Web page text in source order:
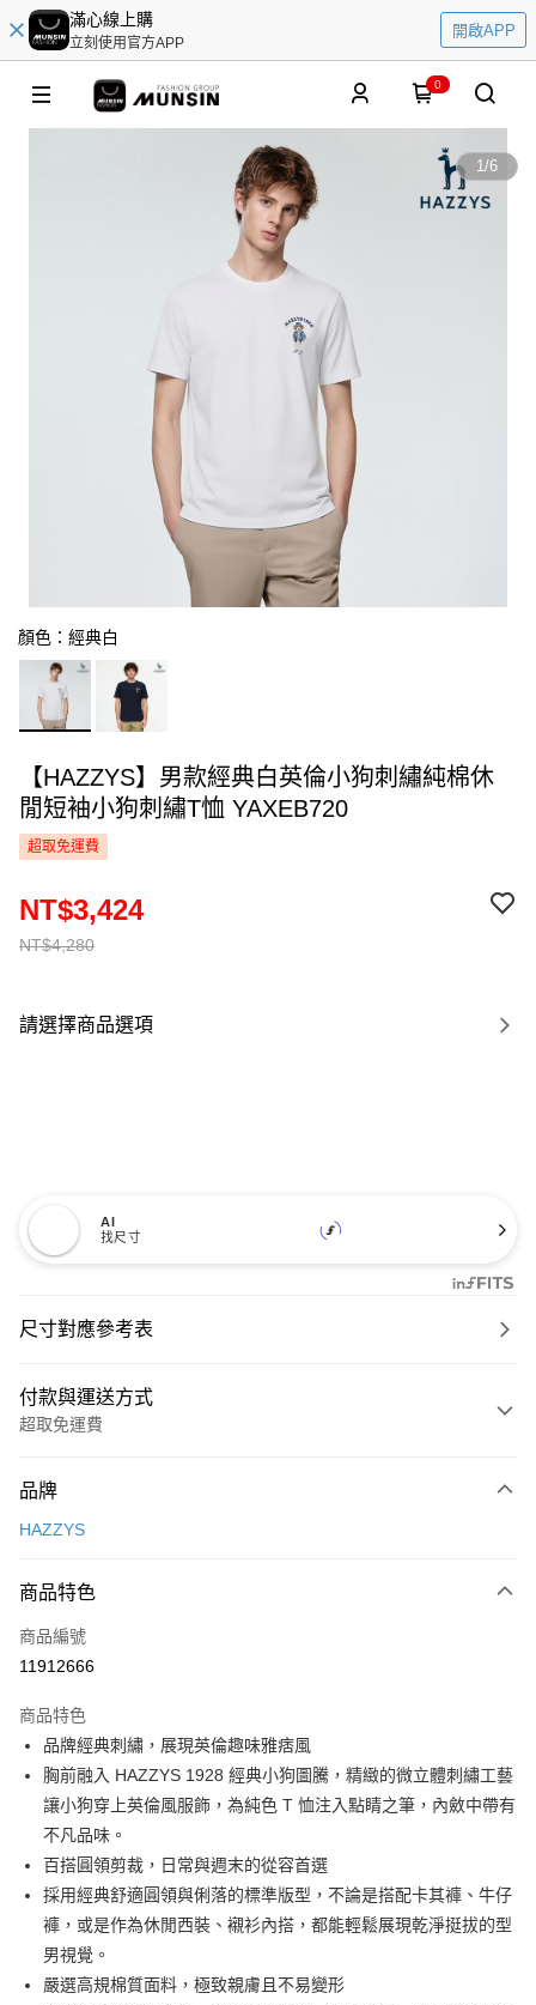
滿心線上購
立刻使用官方APP
開啟APP
0
1/6
顏色：經典白
【HAZZYS】男款經典白英倫小狗刺繡純棉休
閒短袖小狗刺繡T恤 YAXEB720
超取免運費
NT$4,280
NT$3,424
請選擇商品選項
AI
找尺寸
尺寸對應參考表
付款與運送方式
超取免運費
信用卡一次付款
LINE Pay
Apple Pay
悠遊付
大哥付你分期
相關說明
【大哥付你分期使用說明】
1.本服務由台灣大哥大提供，台灣大哥大用戶可立即使用無須另外申請。
2.付款方式選擇「大哥付你分期」，訂單成立後會自動跳轉到大哥付的交易
流程，驗證手機門號後，選擇欲分期的期數、繳款截止日，確認付款後即完
成交易。
3.實際核准額度、可分期數及費用金額請依後續交易確認頁面所載為準。
4.訂單成立30分鐘內，如未前往確認交易或遇審核未通過，訂單將自動取
消。如遇「轉專審核」未通過狀況，表示未達大哥付你分期系統評分，恕無
AFTEE先享後付
相關說明
【關於「AFTEE先享後付」】
AFTEE先享後付是「在收到商品之後才付款」的支付方式。 讓您購物簡單
便利好安心！
１．簡單：不需註冊會員、不需綁卡、不需儲值。
２．便利：只要手機號碼，簡訊認證，即可結帳。
ATM付款
運送方式
品牌
HAZZYS
商品特色
商品編號
11912666
商品特色
品牌經典刺繡，展現英倫趣味雅痞風
胸前融入 HAZZYS 1928 經典小狗圖騰，精緻的微立體刺繡工藝
讓小狗穿上英倫風服飾，為純色 T 恤注入點睛之筆，內斂中帶有
不凡品味。
百搭圓領剪裁，日常與週末的從容首選
採用經典舒適圓領與俐落的標準版型，不論是搭配卡其褲、牛仔
褲，或是作為休閒西裝、襯衫內搭，都能輕鬆展現乾淨挺拔的型
男視覺。
嚴選高規棉質面料，極致親膚且不易變形